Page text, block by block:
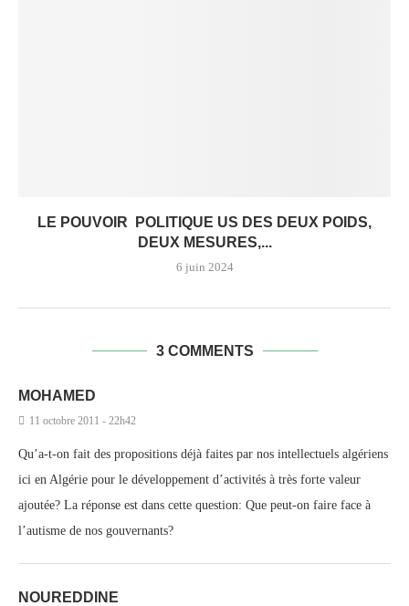
LE POUVOIR POLITIQUE US DES DEUX POIDS,
DEUX MESURES,...
6 juin 2024
3 COMMENTS
MOHAMED
11 octobre 2011 - 22h42
Qu’a-t-on fait des propositions déjà faites par nos intellectuels algériens
ici en Algérie pour le développement d’activités à très forte valeur
ajoutée? La réponse est dans cette question: Que peut-on faire face à
l’autisme de nos gouvernants?
NOUREDDINE